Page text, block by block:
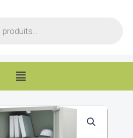
Menu